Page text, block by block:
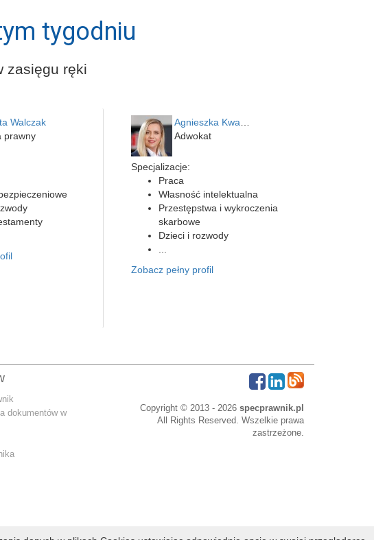
tygodniu
zasięgu ręki
Walczak
prawny
Adwokat
Specjalizacje:
Praca
Własność intelektualna
Przestępstwa i wykroczenia
skarbowe
Dzieci i rozwody
Zobacz pełny profil
dokumentów w
dane osobowe
Copyright © 2013 - 2026 specprawnik.pl
All Rights Reserved. Wszelkie prawa
zastrzeżone.